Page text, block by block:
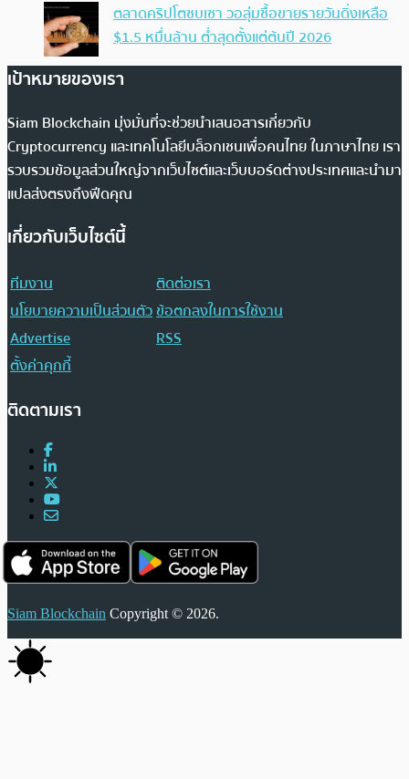
ตลาดคริปโตซบเซา วอลุ่มซื้อขายรายวันดิ่งเหลือ
$1.5 หมื่นล้าน ต่ำสุดตั้งแต่ต้นปี 2026
เป้าหมายของเรา
Siam Blockchain มุ่งมั่นที่จะช่วยนำเสนอสารเกี่ยวกับ
Cryptocurrency และเทคโนโลยีบล็อกเชนเพื่อคนไทย ในภาษาไทย เรา
รวบรวมข้อมูลส่วนใหญ่จากเว็บไซต์และเว็บบอร์ดต่างประเทศและนำมา
แปลส่งตรงถึงฟีดคุณ
เกี่ยวกับเว็บไซต์นี้
ทีมงาน
ติดต่อเรา
นโยบายความเป็นส่วนตัวข้อตกลงในการใช้งาน
Advertise
RSS
ตั้งค่าคุกกี้
ติดตามเรา
Siam Blockchain Copyright © 2026.